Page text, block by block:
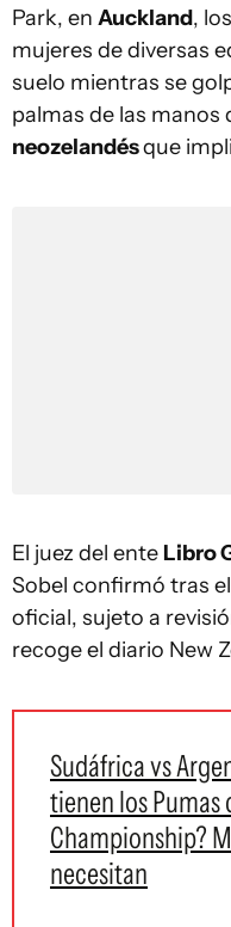
Park, en Auckland,
mujeres de diversas
suelo mientras se
palmas de las manos
neozelandésque
El juez del ente Libro
Sobel confirmó tras
oficial, sujeto a
recoge el diario New
Sudáfrica vs
tienen los Pumas
Championship?
necesitan